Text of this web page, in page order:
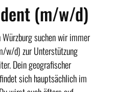
(m/w/d)
Würzburg suchen wir immer
w/d) zur Unterstützung
Dein geografischer
sich hauptsächlich im